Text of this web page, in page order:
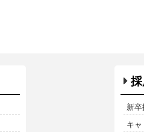
新
キ